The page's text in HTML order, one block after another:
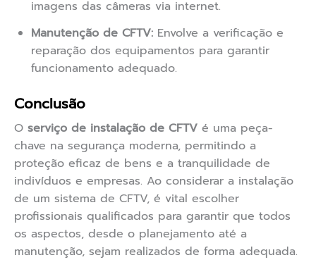
imagens das câmeras via internet.
Manutenção de CFTV: Envolve a verificação e
reparação dos equipamentos para garantir
funcionamento adequado.
Conclusão
O serviço de instalação de CFTV é uma peça-
chave na segurança moderna, permitindo a
proteção eficaz de bens e a tranquilidade de
indivíduos e empresas. Ao considerar a instalação
de um sistema de CFTV, é vital escolher
profissionais qualificados para garantir que todos
os aspectos, desde o planejamento até a
manutenção, sejam realizados de forma adequada.